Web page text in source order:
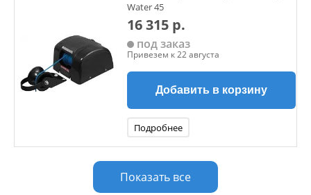
Water 45
16 315 р.
под заказ
Привезем к 22 августа
Добавить в корзину
Подробнее
Показать все